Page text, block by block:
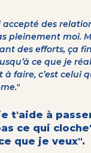
accepté des
pleinement moi.
des efforts, ça
ce que je
faire, c’est celui
t'aide à
ce qui
que je veux".